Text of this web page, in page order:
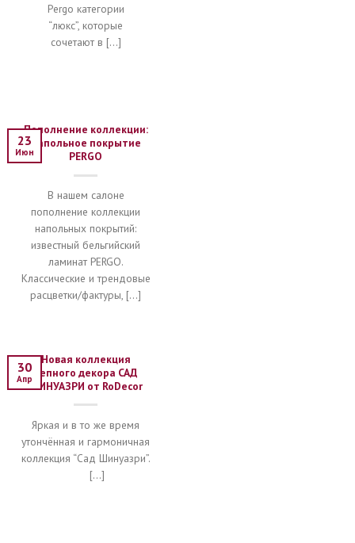
Pergo категории
“люкс”, которые
сочетают в [...]
Пополнение коллекции:
напольное покрытие
PERGO
В нашем салоне
пополнение коллекции
напольных покрытий:
известный бельгийский
ламинат PERGO.
Классические и трендовые
расцветки/фактуры, [...]
23
Июн
Новая коллекция
лепного декора САД
ШИНУАЗРИ от RoDecor
Яркая и в то же время
утончённая и гармоничная
коллекция “Сад Шинуазри”.
[...]
30
Апр